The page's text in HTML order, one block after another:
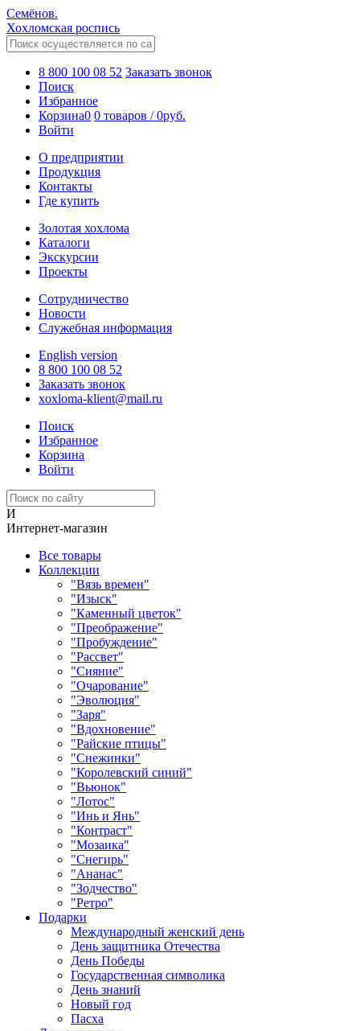
Семёнов.
Хохломская роспись
8 800 100 08 52 Заказать звонок
Поиск
Избранное
Корзина0 0 товаров /0руб.
Войти
О предприятии
Продукция
Контакты
Где купить
Золотая хохлома
Каталоги
Экскурсии
Проекты
Сотрудничество
Новости
Служебная информация
English version
8 800 100 08 52
Заказать звонок
xoxloma-klient@mail.ru
Поиск
Избранное
Корзина
Войти
И
Интернет-магазин
Все товары
Коллекции
"Вязь времен"
"Изыск"
"Каменный цветок"
"Преображение"
"Пробуждение"
"Рассвет"
"Сияние"
"Очарование"
"Эволюция"
"Заря"
"Вдохновение"
"Райские птицы"
"Снежинки"
"Королевский синий"
"Вьюнок"
"Лотос"
"Инь и Янь"
"Контраст"
"Мозаика"
"Снегирь"
"Ананас"
"Зодчество"
"Ретро"
Подарки
Международный женский день
День защитника Отечества
День Победы
Государственная символика
День знаний
Новый год
Пасха